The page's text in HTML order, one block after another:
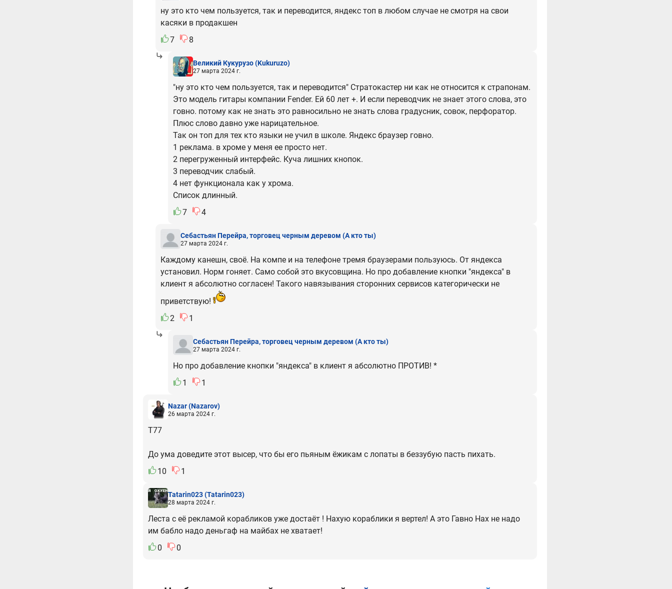
ну это кто чем пользуется, так и переводится, яндекс топ в любом случае не смотря на свои
касяки в продакшен
7
8
Великий Кукурузо(Kukuruzo)
27 марта 2024 г.
"ну это кто чем пользуется, так и переводится" Стратокастер ни как не относится к страпонам.
Это модель гитары компании Fender. Ей 60 лет +. И если переводчик не знает этого слова, это
говно. потому как не знать это равносильно не знать слова градусник, совок, перфоратор.
Плюс слово давно уже нарицательное.
Так он топ для тех кто языки не учил в школе. Яндекс браузер говно.
1 реклама. в хроме у меня ее просто нет.
2 перегруженный интерфейс. Куча лишних кнопок.
3 переводчик слабый.
4 нет функционала как у хрома.
Список длинный.
7
4
Себастьян Перейра, торговец черным деревом (А кто ты)
27 марта 2024 г.
Каждому канешн, своё. На компе и на телефоне тремя браузерами пользуюсь. От яндекса
установил. Норм гоняет. Само собой это вкусовщина. Но про добавление кнопки "яндекса" в
клиент я абсолютно согласен! Такого навязывания сторонних сервисов категорически не
приветствую!
2
1
Себастьян Перейра, торговец черным деревом (А кто ты)
27 марта 2024 г.
Но про добавление кнопки "яндекса" в клиент я абсолютно ПРОТИВ! *
1
1
Nazar(Nazarov)
26 марта 2024 г.
T77
До ума доведите этот высер, что бы его пьяным ёжикам с лопаты в беззубую пасть пихать.
10
1
Tatarin023(Tatarin023)
28 марта 2024 г.
Леста с её рекламой корабликов уже достаёт ! Нахую кораблики я вертел! А это Гавно Нах не надо
им бабло надо деньгаф на майбах не хватает!
0
0